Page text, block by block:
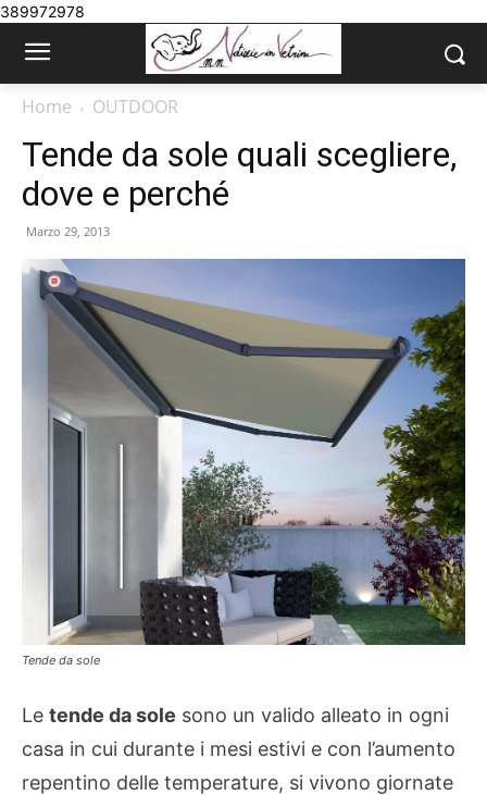
389972978
Home OUTDOOR
Tende da sole quali scegliere,
dove e perché
Marzo 29, 2013
Tende da sole
Le tende da sole sono un valido alleato in ogni
casa in cui durante i mesi estivi e con l’aumento
repentino delle temperature, si vivono giornate